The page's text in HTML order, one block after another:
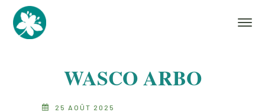
WASCO ARBO
25 AOÛT 2025